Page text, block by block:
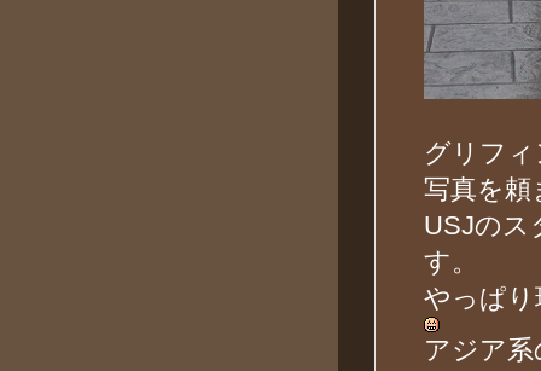
グリフ
写真を頼
USJのス
す。
やっぱり
アジア